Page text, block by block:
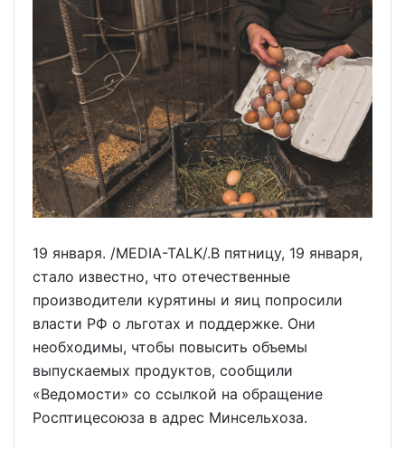
19 января. /MEDIA-TALK/.В пятницу, 19 января,
стало известно, что отечественные
производители курятины и яиц попросили
власти РФ о льготах и поддержке. Они
необходимы, чтобы повысить объемы
выпускаемых продуктов, сообщили
«Ведомости» со ссылкой на обращение
Росптицесоюза в адрес Минсельхоза.